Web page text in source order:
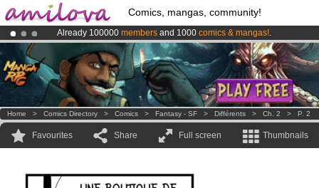
Comics, mangas, community!
Already 100000 members and 1000 comics & mangas!.
AmilovaKickstarter is now LIVE!.
Premium membership from3.95 euros per month !Get membership
Home > Comics Directory > Comics > Fantasy - SF > Différents > Ch. 2 > P. 2
Favourites Share Full screen Thumbnails